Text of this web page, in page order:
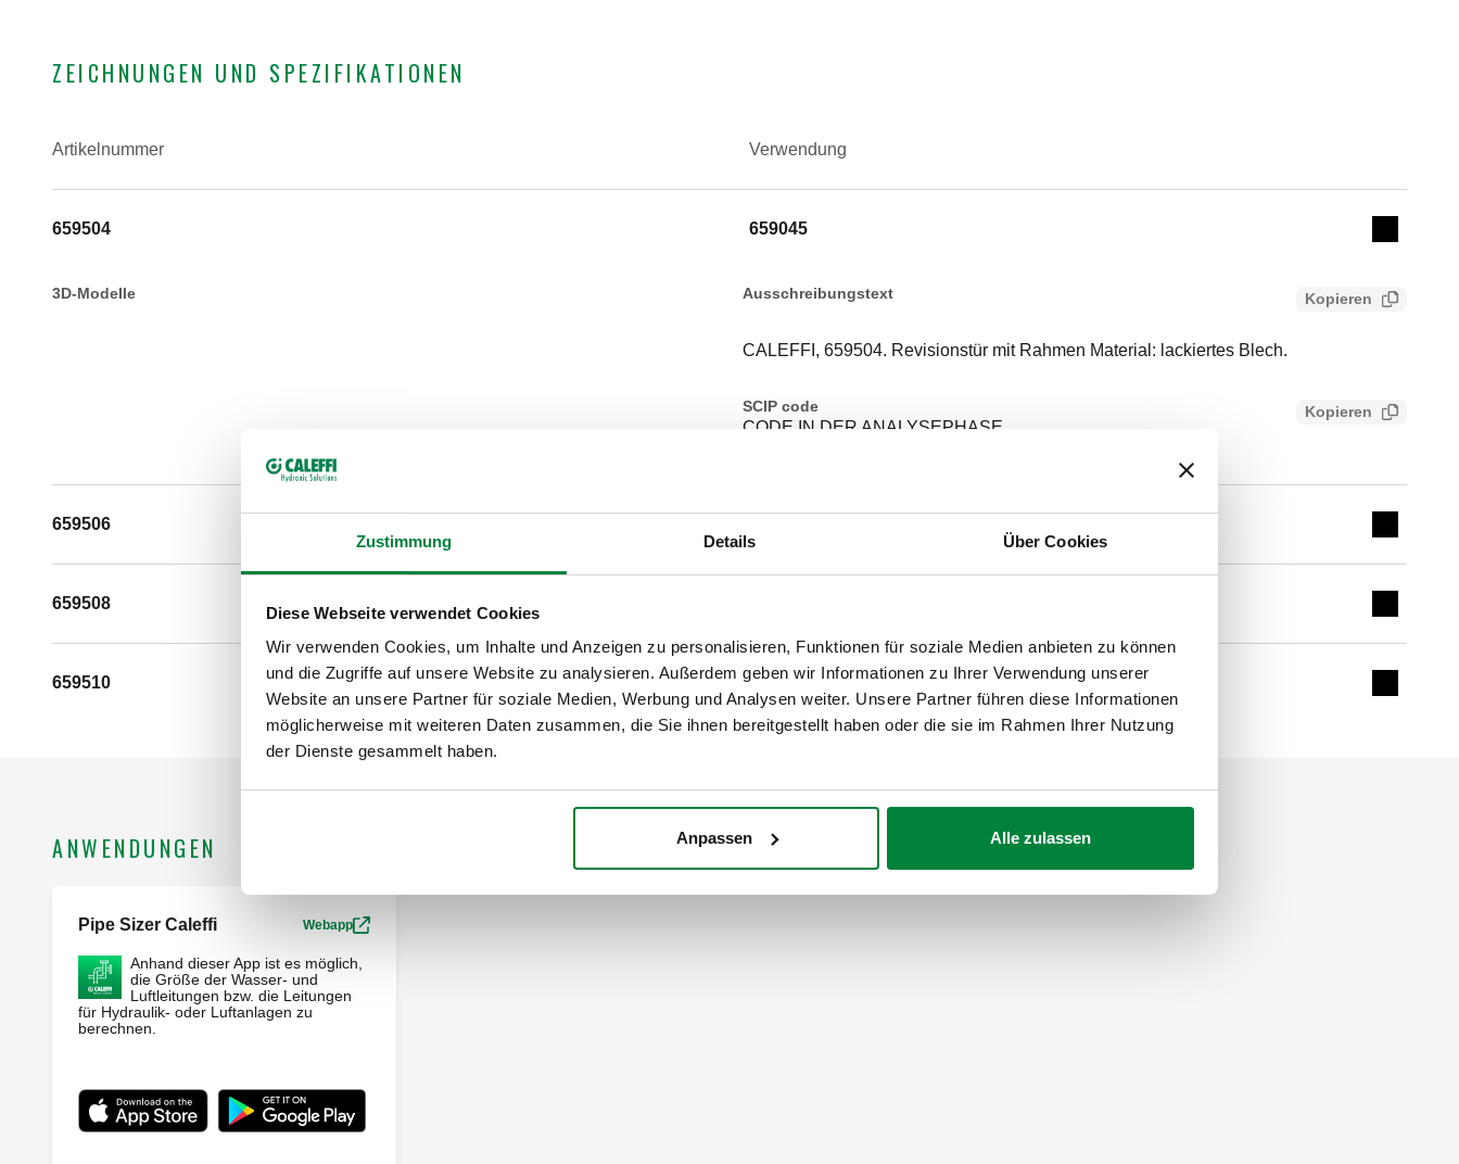
Zustimmung Details Über Cookies
Diese Webseite verwendet Cookies
Wir verwenden Cookies, um Inhalte und Anzeigen zu personalisieren, Funktionen für soziale Medien anbieten zu können
und die Zugriffe auf unsere Website zu analysieren. Außerdem geben wir Informationen zu Ihrer Verwendung unserer
Website an unsere Partner für soziale Medien, Werbung und Analysen weiter. Unsere Partner führen diese Informationen
möglicherweise mit weiteren Daten zusammen, die Sie ihnen bereitgestellt haben oder die sie im Rahmen Ihrer Nutzung
der Dienste gesammelt haben.
Anpassen Alle zulassen
ZEICHNUNGEN UND SPEZIFIKATIONEN
Artikelnummer
Verwendung
659504 659045
Collapse
3D-Modelle Ausschreibungstext Kopieren
CALEFFI, 659504. Revisionstür mit Rahmen Material: lackiertes Blech.
SCIP code
CODE IN DER ANALYSEPHASE
Kopieren
659506
Expand
659508
Expand
659510 659105
Expand
ANWENDUNGEN
Pipe Sizer Caleffi Webapp
Anhand dieser App ist es möglich,
die Größe der Wasser- und
Luftleitungen bzw. die Leitungen
für Hydraulik- oder Luftanlagen zu
berechnen.